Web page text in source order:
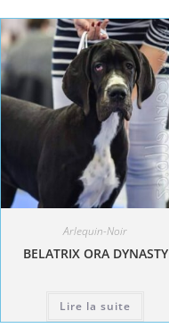
Arlequin-Noir
BELATRIX ORA DYNASTY
Lire la suite